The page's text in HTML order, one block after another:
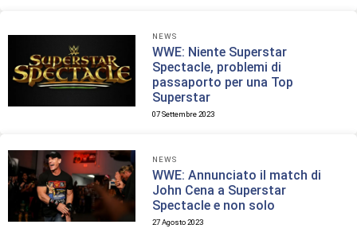
NEWS
WWE: Niente Superstar
Spectacle, problemi di
passaporto per una Top
Superstar
07 Settembre 2023
NEWS
WWE: Annunciato il match di
John Cena a Superstar
Spectacle e non solo
27 Agosto 2023